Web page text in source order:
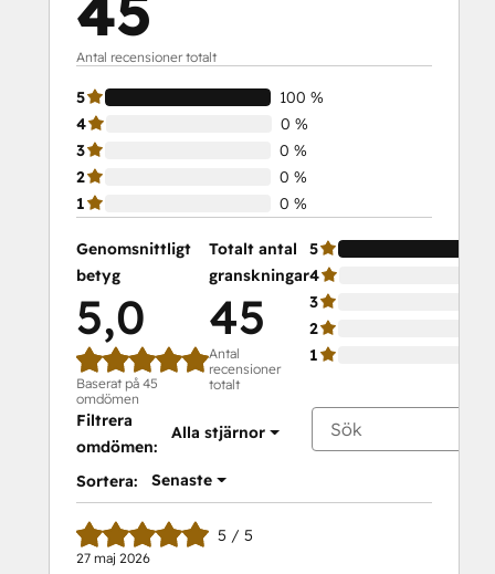
Antal recensioner totalt
5
100 %
4
0 %
3
0 %
2
0 %
1
0 %
Genomsnittligt
betyg
5,0
Baserat på 45
omdömen
Totalt antal
granskningar
45
Antal
recensioner
totalt
5
4
3
2
1
Filtrera
omdömen:
Alla stjärnor
Sortera: Senaste
5 / 5
27 maj 2026